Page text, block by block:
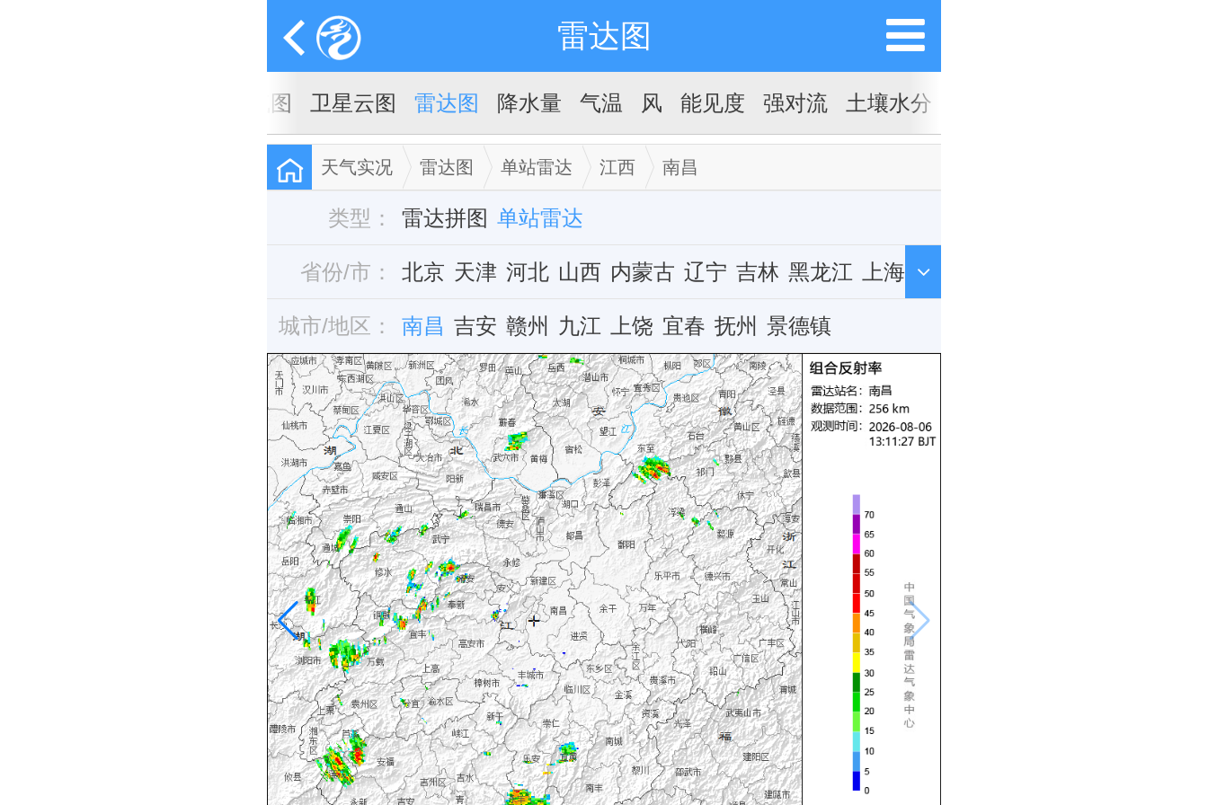
雷达图
天气图 卫星云图 雷达图 降水量 气温 风 能见度 强对流 土壤水分
天气实况 雷达图 单站雷达 江西 南昌
类型： 雷达拼图 单站雷达
省份/市： 北京 天津 河北 山西 内蒙古 辽宁 吉林 黑龙江 上海
江苏 浙江 安徽 福建 江西 山东 河南 湖北 湖南
广东 广西 海南 重庆 四川 贵州 云南 西藏 陕西
甘肃 青海 宁夏 新疆
城市/地区： 南昌 吉安 赣州 九江 上饶 宜春 抚州 景德镇